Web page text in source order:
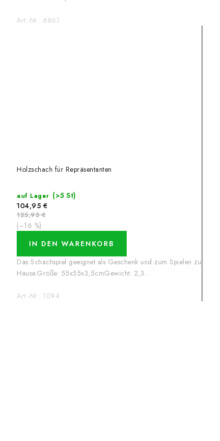
Art.-Nr.: 6861
Holzschach für Repräsentanten
auf Lager (>5 St)
104,95 €
125,95 €
(–16 %)
IN DEN WARENKORB
Das Schachspiel geeignet als Geschenk und zum Spielen zu
Hause.Größe: 55x55x3,5cmGewicht: 2,3...
Art.-Nr.: 1094